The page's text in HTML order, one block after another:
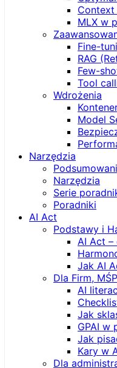
Context
MLX w
Fine-
RAG
Few-
Tool
Wdrożenia
Model
Narzędzia
Narzędzia
Serie
Poradniki
AI Act
Podstawy i
AI Act
Jak AI
Dla Firm,
AI
Jak
GPAI w
Jak
Kary w
Dla